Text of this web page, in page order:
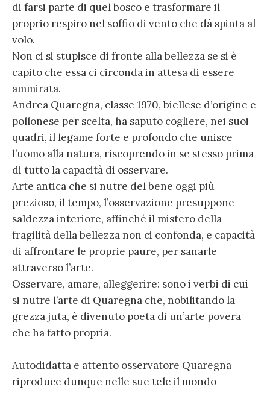
di farsi parte di quel bosco e trasformare il
proprio respiro nel soffio di vento che dà spinta al
volo.
Non ci si stupisce di fronte alla bellezza se si è
capito che essa ci circonda in attesa di essere
ammirata.
Andrea Quaregna, classe 1970, biellese d’origine e
pollonese per scelta, ha saputo cogliere, nei suoi
quadri, il legame forte e profondo che unisce
l’uomo alla natura, riscoprendo in se stesso prima
di tutto la capacità di osservare.
Arte antica che si nutre del bene oggi più
prezioso, il tempo, l’osservazione presuppone
saldezza interiore, affinché il mistero della
fragilità della bellezza non ci confonda, e capacità
di affrontare le proprie paure, per sanarle
attraverso l’arte.
Osservare, amare, alleggerire: sono i verbi di cui
si nutre l’arte di Quaregna che, nobilitando la
grezza juta, è divenuto poeta di un’arte povera
che ha fatto propria.
Autodidatta e attento osservatore Quaregna
riproduce dunque nelle sue tele il mondo